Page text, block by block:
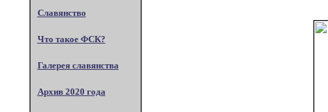
Славянство
Что такое ФСК?
Галерея славянства
Архив 2020 года